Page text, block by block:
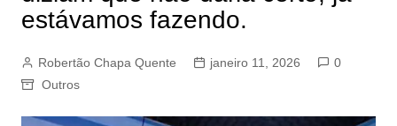
estávamos fazendo.
Robertão Chapa Quente janeiro 11, 2026
0
Outros